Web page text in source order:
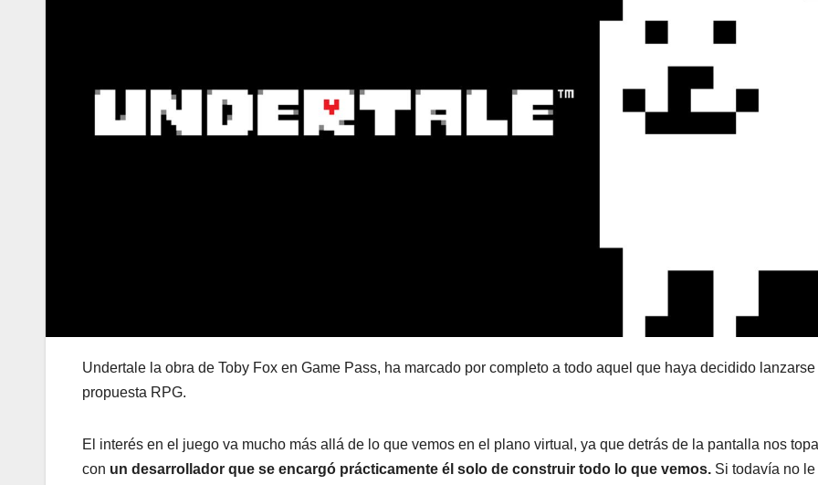
Undertale la obra de Toby Fox en Game Pass, ha marcado por completo a todo aquel que haya decidido lanzarse
propuesta RPG.
El interés en el juego va mucho más allá de lo que vemos en el plano virtual, ya que detrás de la pantalla nos
con un desarrollador que se encargó prácticamente él solo de construir todo lo que vemos. Si todavía no